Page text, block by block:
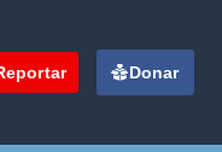
Donar